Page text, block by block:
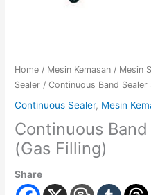
Home / Mesin Kemasan / Mesin
Sealer / Continuous Band Sealer
Continuous Sealer, Mesin
Continuous
(Gas Filling)
Share